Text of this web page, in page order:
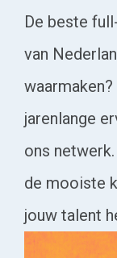
De beste
van
jarenlange
ons
de mooiste
jouw talent